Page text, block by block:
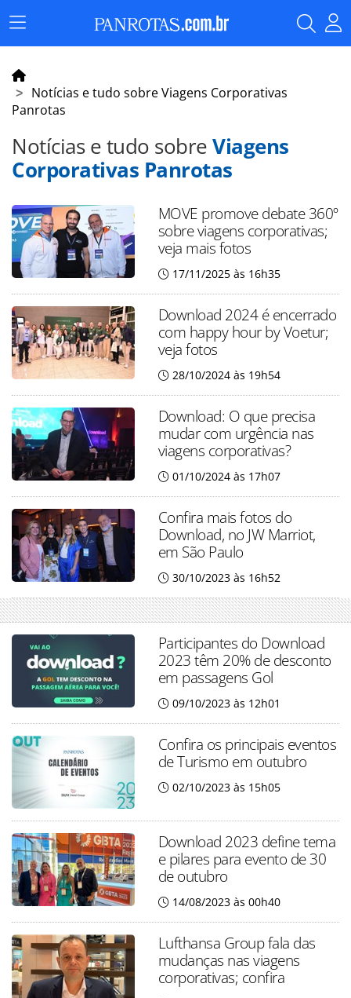
Menu
Principal
Notícias e tudo sobre Viagens Corporativas
Panrotas
Notícias e tudo sobreViagens
Corporativas Panrotas
MOVE promove debate 360º
sobre viagens corporativas;
veja mais fotos
17/11/2025 às 16h35
Download 2024 é encerrado
com happy hour by Voetur;
veja fotos
28/10/2024 às 19h54
Download: O que precisa
mudar com urgência nas
viagens corporativas?
01/10/2024 às 17h07
Confira mais fotos do
Download, no JW Marriot,
em São Paulo
30/10/2023 às 16h52
Participantes do Download
2023 têm 20% de desconto
em passagens Gol
09/10/2023 às 12h01
Confira os principais eventos
de Turismo em outubro
02/10/2023 às 15h05
Download 2023 define tema
e pilares para evento de 30
de outubro
14/08/2023 às 00h40
Lufthansa Group fala das
mudanças nas viagens
corporativas; confira